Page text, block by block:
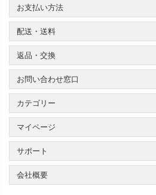
お支払い方法
配送・送料
返品・交換
お問い合わせ窓口
カテゴリー
マイページ
サポート
会社概要